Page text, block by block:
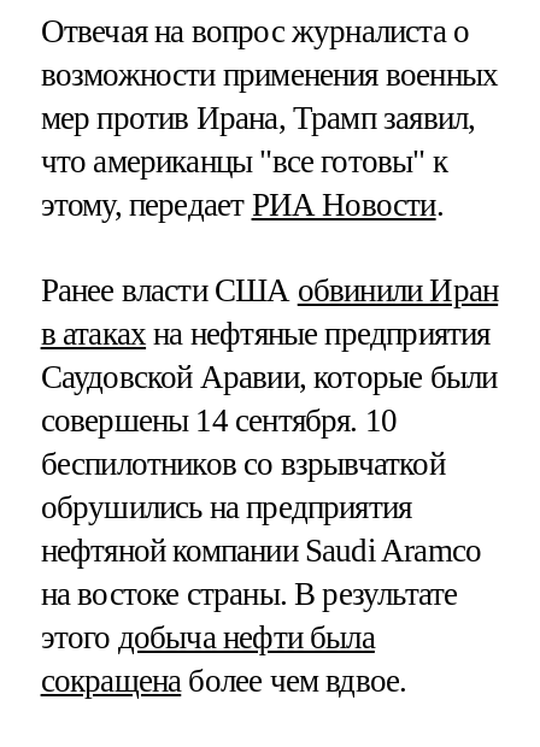
Отвечая на вопрос журналиста о
возможности применения военных
мер против Ирана, Трамп заявил,
что американцы "все готовы" к
этому, передает РИА Новости.
Ранее власти США обвинили Иран
в атаках на нефтяные предприятия
Саудовской Аравии, которые были
совершены 14 сентября. 10
беспилотников со взрывчаткой
обрушились на предприятия
нефтяной компании Saudi Aramco
на востоке страны. В результате
этого добыча нефти была
сокращена более чем вдвое.